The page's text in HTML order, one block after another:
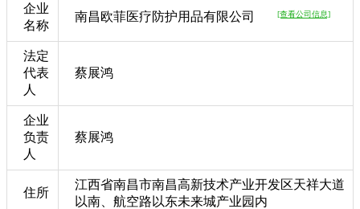
企业
名称
南昌欧菲医疗防护用品有限公司 [查看公司信息]
法定
代表
人
蔡展鸿
企业
负责
人
蔡展鸿
住所
江西省南昌市南昌高新技术产业开发区天祥大道
以南、航空路以东未来城产业园内